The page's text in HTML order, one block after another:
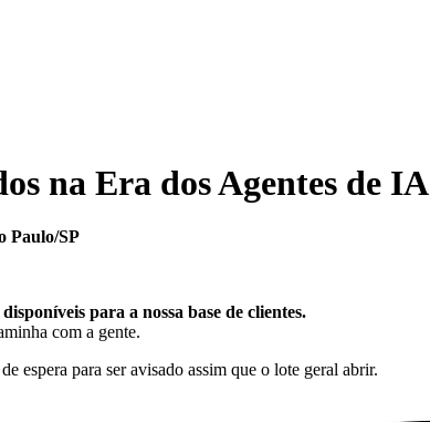
na Era dos Agentes de IA
Paulo/SP
para a nossa base de clientes.
com a gente.
espera para ser avisado assim que o lote geral abrir.